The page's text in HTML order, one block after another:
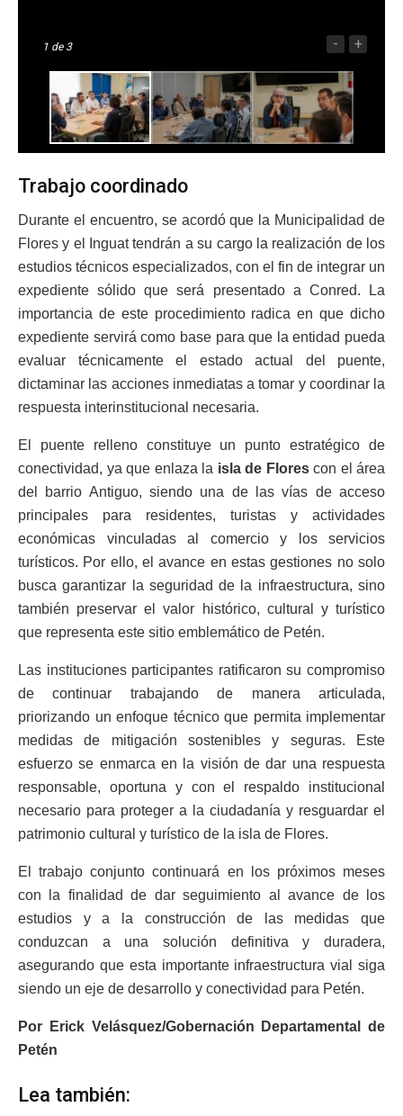
1 de 3 - +
Trabajo coordinado
Durante el encuentro, se acordó que la Municipalidad de
Flores y el Inguat tendrán a su cargo la realización de los
estudios técnicos especializados, con el fin de integrar un
expediente sólido que será presentado a Conred. La
importancia de este procedimiento radica en que dicho
expediente servirá como base para que la entidad pueda
evaluar técnicamente el estado actual del puente,
dictaminar las acciones inmediatas a tomar y coordinar la
respuesta interinstitucional necesaria.
El puente relleno constituye un punto estratégico de
conectividad, ya que enlaza la isla de Florescon el área
del barrio Antiguo, siendo una de las vías de acceso
principales para residentes, turistas y actividades
económicas vinculadas al comercio y los servicios
turísticos. Por ello, el avance en estas gestiones no solo
busca garantizar la seguridad de la infraestructura, sino
también preservar el valor histórico, cultural y turístico
que representa este sitio emblemático de Petén.
Las instituciones participantes ratificaron su compromiso
de continuar trabajando de manera articulada,
priorizando un enfoque técnico que permita implementar
medidas de mitigación sostenibles y seguras. Este
esfuerzo se enmarca en la visión de dar una respuesta
responsable, oportuna y con el respaldo institucional
necesario para proteger a la ciudadanía y resguardar el
patrimonio cultural y turístico de la isla de Flores.
El trabajo conjunto continuará en los próximos meses
con la finalidad de dar seguimiento al avance de los
estudios y a la construcción de las medidas que
conduzcan a una solución definitiva y duradera,
asegurando que esta importante infraestructura vial siga
siendo un eje de desarrollo y conectividad para Petén.
Por Erick Velásquez/Gobernación Departamental de
Petén
Lea también: